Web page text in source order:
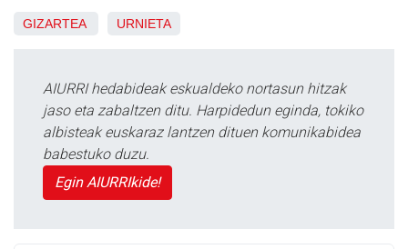
GIZARTEA URNIETA
AIURRI hedabideak eskualdeko nortasun hitzak
jaso eta zabaltzen ditu. Harpidedun eginda, tokiko
albisteak euskaraz lantzen dituen komunikabidea
babestuko duzu.
Egin AIURRIkide!